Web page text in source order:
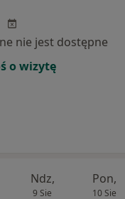
nie jest dostępne
o wizytę
Ndz,
9 Sie
Pon,
10 Sie